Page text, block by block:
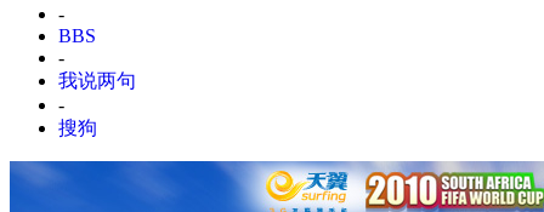
-
BBS
-
我说两句
-
搜狗